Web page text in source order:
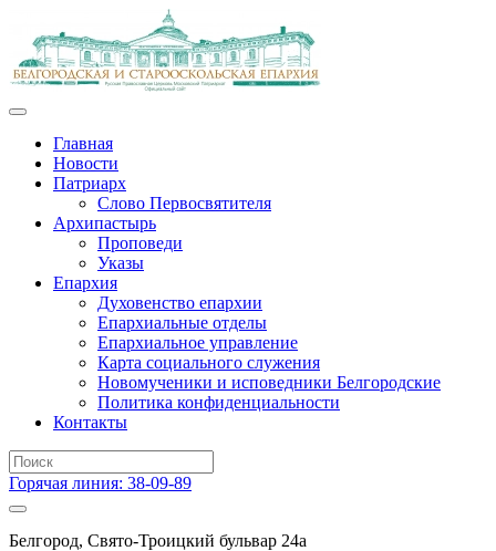
Главная
Новости
Патриарх
Слово Первосвятителя
Архипастырь
Проповеди
Указы
Епархия
Духовенство епархии
Епархиальные отделы
Епархиальное управление
Карта социального служения
Новомученики и исповедники Белгородские
Политика конфиденциальности
Контакты
Горячая линия: 38-09-89
Белгород, Свято-Троицкий бульвар 24а